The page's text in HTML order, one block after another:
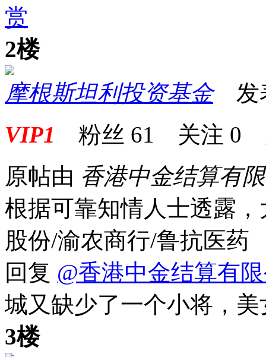
赏
2楼
摩根斯坦利投资基金发
VIP1 粉丝 61 关注 0
原帖由 香港中金结算有
根据可靠知情人士透露
股份/渝农商行/鲁抗医药
回复 @香港中金结算有
城又缺少了一个小将，
3楼